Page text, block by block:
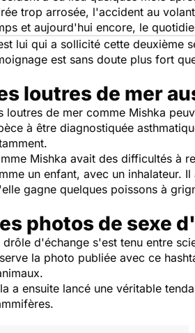
trop arrosée, l'accident au
et aujourd'hui encore, le
lui qui a sollicité cette deuxième
est sans doute plus fort
loutres de mer
loutres de mer comme Mishka
à être diagnostiquée
Mishka avait des difficultés à
un enfant, avec un inhalateur.
gagne quelques poissons à
photos de sexe
drôle d'échange s'est tenu entre
la photo publiée avec ce
a ensuite lancé une véritable